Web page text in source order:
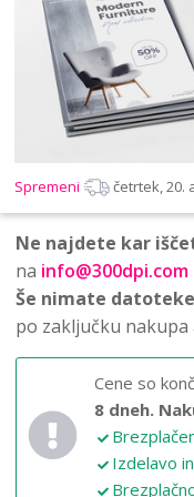
Spremeni četrtek, 20.
Ne najdete kar
na info@300dpi.com
Še nimate
po zaključku nakupa
Cene so
8 dneh.
Izdelavo